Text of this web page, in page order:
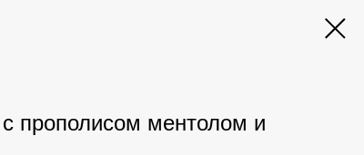
прополисом ментолом и